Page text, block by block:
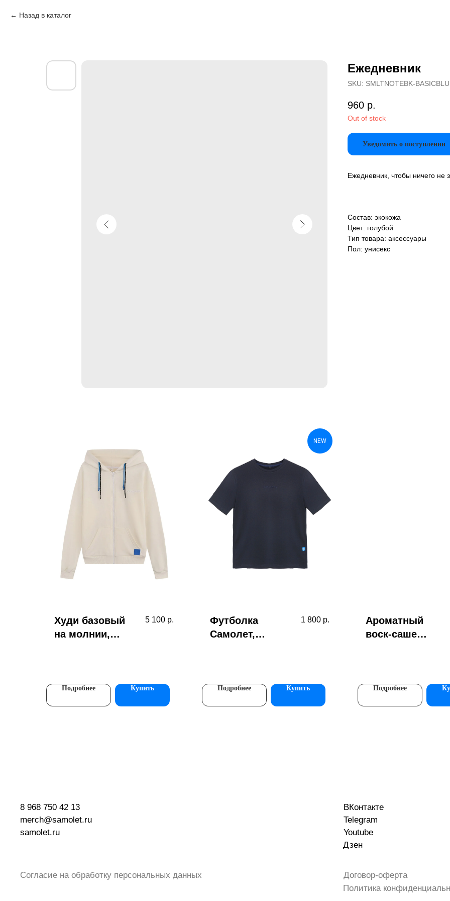
Назад в каталог
Ежедневник
SKU: SMLTNOTEBK-BASICBLU
960 р.
Out of stock
Уведомить о поступлении
Ежедневник, чтобы ничего не
Состав: экокожа
Цвет: голубой
Тип товара: аксессуары
Пол: унисекс
Худи базовый
на молнии,
5 100 р.
Подробнее Купить
NEW
Футболка
Самолет,
1 800 р.
Подробнее Купить
Ароматный
воск-саше
Подробнее
8 968 750 42 13
merch@samolet.ru
ВКонтакте
Telegram
Договор-оферта
samolet.ru
Youtube
Дзен
Политика
Согласие на обработку персональных данных